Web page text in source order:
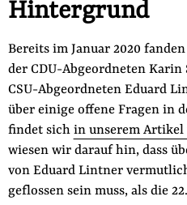
Hintergrund
Bereits im Januar 2020
der CDU-Abgeordneten
CSU-Abgeordneten Eduard
über einige offene Fragen in
findet sich in unserem Artikel
wiesen wir darauf hin, dass
von Eduard Lintner
geflossen sein muss, als die